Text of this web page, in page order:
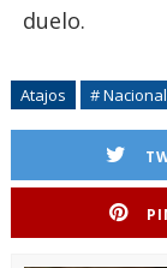
duelo.
Atajos #